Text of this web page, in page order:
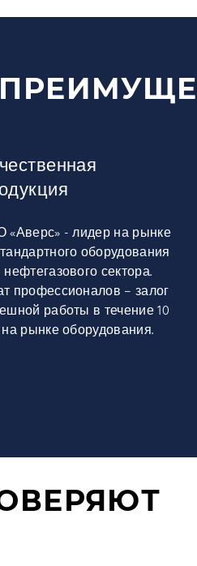
«Аверс» - лидер на рынке
оборудования
сектора.
профессионалов – залог
работы в течение 10
рынке оборудования.